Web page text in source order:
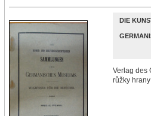
DIE
Verlag des
růžky hrany